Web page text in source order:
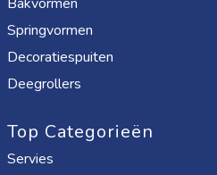
Springvormen
Decoratiespuiten
Deegrollers
Top Categorieën
Servies